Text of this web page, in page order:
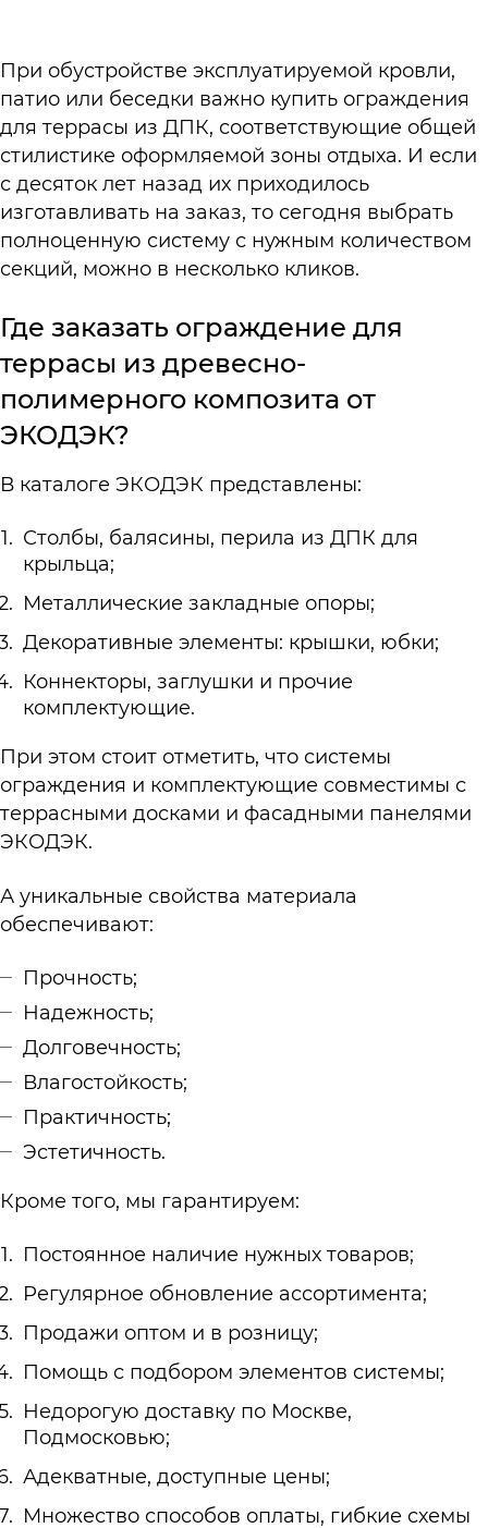
При обустройстве эксплуатируемой кровли,
патио или беседки важно купить ограждения
для террасы из ДПК, соответствующие общей
стилистике оформляемой зоны отдыха. И если
с десяток лет назад их приходилось
изготавливать на заказ, то сегодня выбрать
полноценную систему с нужным количеством
секций, можно в несколько кликов.
Где заказать ограждение для
террасы из древесно-
полимерного композита от
ЭКОДЭК?
В каталоге ЭКОДЭК представлены:
Столбы, балясины, перила из ДПК для
крыльца;
Металлические закладные опоры;
Декоративные элементы: крышки, юбки;
Коннекторы, заглушки и прочие
комплектующие.
При этом стоит отметить, что системы
ограждения и комплектующие совместимы с
террасными досками и фасадными панелями
ЭКОДЭК.
А уникальные свойства материала
обеспечивают:
Прочность;
Надежность;
Долговечность;
Влагостойкость;
Практичность;
Эстетичность.
Кроме того, мы гарантируем:
Постоянное наличие нужных товаров;
Регулярное обновление ассортимента;
Продажи оптом и в розницу;
Помощь с подбором элементов системы;
Недорогую доставку по Москве,
Подмосковью;
Адекватные, доступные цены;
Множество способов оплаты, гибкие схемы